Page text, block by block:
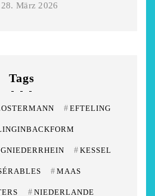
28. März 2026
Tags
# EFTELING
# KESSEL
# MAAS
# NIEDERLANDE